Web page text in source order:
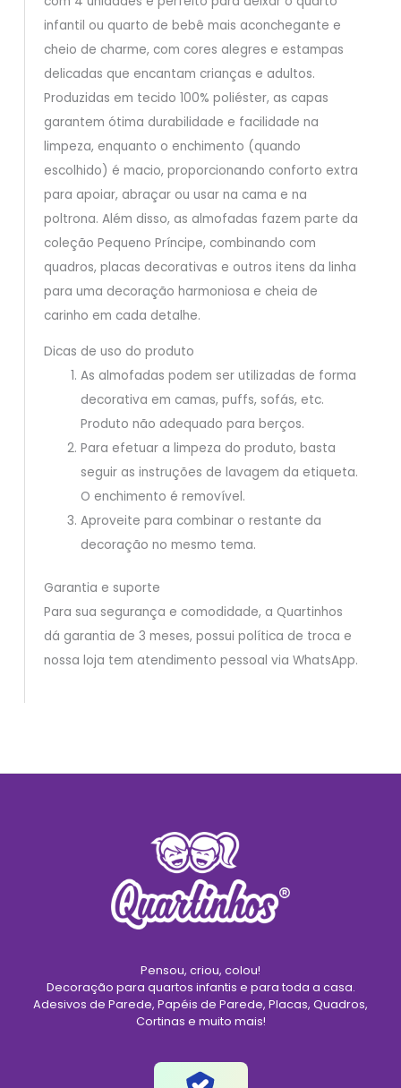
infantil ou quarto de bebê mais aconchegante e
cheio de charme, com cores alegres e estampas
delicadas que encantam crianças e adultos.
Produzidas em tecido 100% poliéster, as capas
garantem ótima durabilidade e facilidade na
limpeza, enquanto o enchimento (quando
escolhido) é macio, proporcionando conforto extra
para apoiar, abraçar ou usar na cama e na
poltrona. Além disso, as almofadas fazem parte da
coleção Pequeno Príncipe, combinando com
quadros, placas decorativas e outros itens da linha
para uma decoração harmoniosa e cheia de
carinho em cada detalhe.
Dicas de uso do produto
As almofadas podem ser utilizadas de forma
decorativa em camas, puffs, sofás, etc.
Produto não adequado para berços.
Para efetuar a limpeza do produto, basta
seguir as instruções de lavagem da etiqueta.
O enchimento é removível.
Aproveite para combinar o restante da
decoração no mesmo tema.
Garantia e suporte
Para sua segurança e comodidade, a Quartinhos
dá garantia de 3 meses, possui política de troca e
nossa loja tem atendimento pessoal via WhatsApp.
Pensou, criou, colou!
Decoração para quartos infantis e para toda a casa.
Adesivos de Parede, Papéis de Parede, Placas, Quadros,
Cortinas e muito mais!